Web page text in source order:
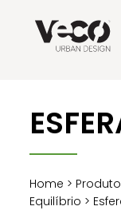
Home >
Equilíbrio >